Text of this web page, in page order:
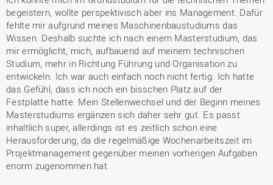
begeistern, wollte perspektivisch aber ins Management. Dafür
fehlte mir aufgrund meines Maschinenbaustudiums das
Wissen. Deshalb suchte ich nach einem Masterstudium, das
mir ermöglicht, mich, aufbauend auf meinem technischen
Studium, mehr in Richtung Führung und Organisation zu
entwickeln. Ich war auch einfach noch nicht fertig. Ich hatte
das Gefühl, dass ich noch ein bisschen Platz auf der
Festplatte hatte. Mein Stellenwechsel und der Beginn meines
Masterstudiums ergänzen sich daher sehr gut. Es passt
inhaltlich super, allerdings ist es zeitlich schon eine
Herausforderung, da die regelmäßige Wochenarbeitszeit im
Projektmanagement gegenüber meinen vorherigen Aufgaben
enorm zugenommen hat.